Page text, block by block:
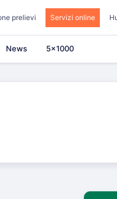
prelievi Servizi online
News 5×1000